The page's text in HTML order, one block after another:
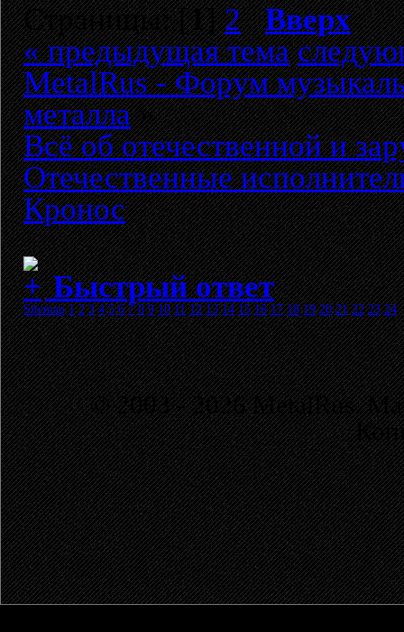
Страницы: [1]2
Вверх
« предыдущая тема
MetalRus - Форум
металла»
Всё об отечественной и
Отечественные
Кронос
Быстрый ответ
Sitemap 1 2 3 4 5 6 7 8 9 10 11 12 13 14 15 16 17 18 19 20 21 22 23 24
© 2003 - 2026 MetalRus.